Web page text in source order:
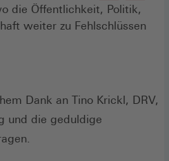
in
einem
die Öffentlichkeit, Politik,
weiter zu Fehlschlüssen
Dank an Tino Krickl, DRV,
und die geduldige